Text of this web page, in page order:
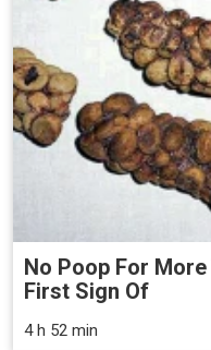
No Poop For
First Sign Of
4 h 52 min